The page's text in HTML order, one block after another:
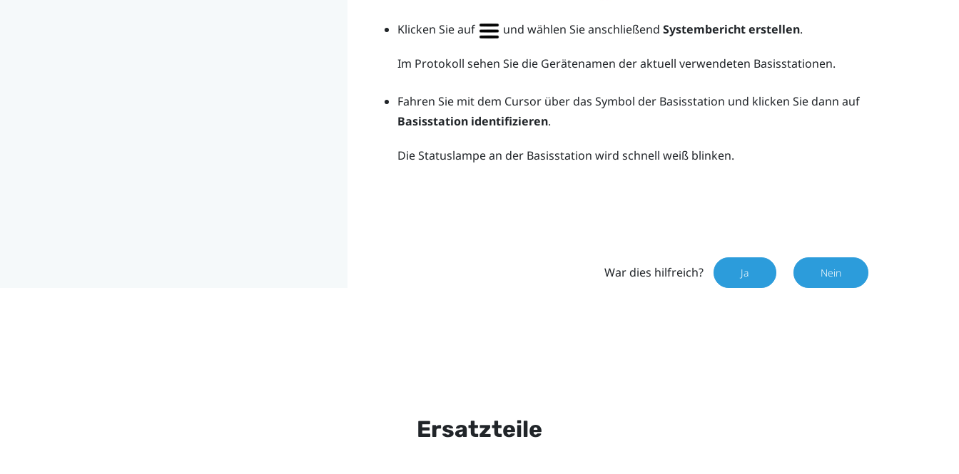
Klicken Sie auf und wählen Sie anschließendSystembericht erstellen.
Im Protokoll sehen Sie die Gerätenamen der aktuell verwendeten Basisstationen.
Fahren Sie mit dem Cursor über das Symbol der Basisstation und klicken Sie dann auf
Basisstation identifizieren.
Die Statuslampe an der Basisstation wird schnell weiß blinken.
War dies hilfreich? Ja Nein
Ersatzteile